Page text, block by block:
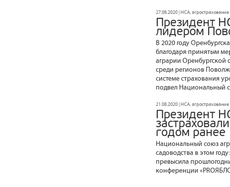
27.08.2020 | НСА, агрострахование
Президент
лидером
В 2020 году
благодаря принятым
аграрии Оренбургской
среди регионов
системе страхования
подвел Национальный
21.08.2020 | НСА, агрострахование
Президент
годом ранее
Национальный союз
садоводства в этом
превысила
конференции